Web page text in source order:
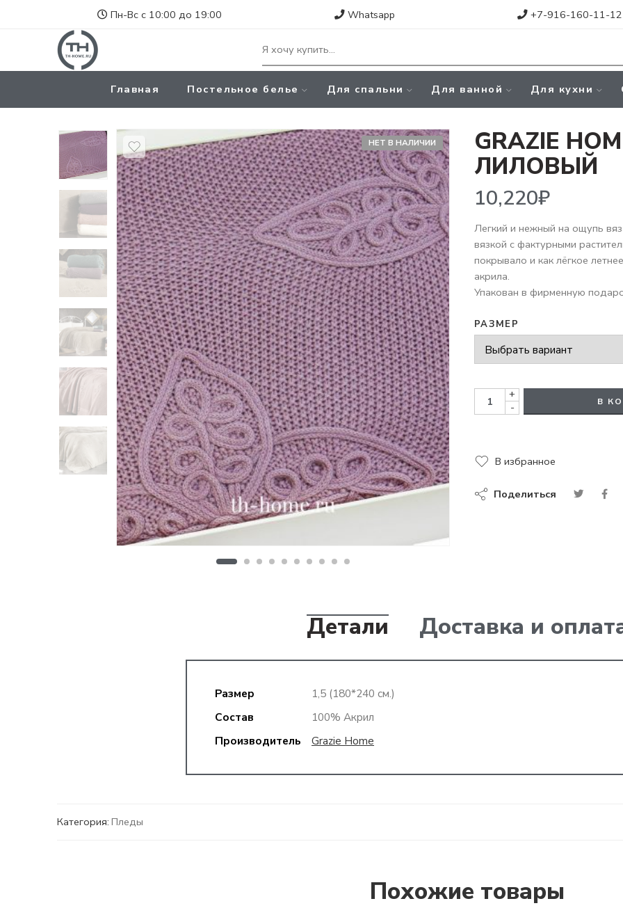
Пн-Вс с 10:00 до 19:00 Whatsapp +7-916-160-11-12
Главная Постельное белье Для спальни Для ванной Для кухни
НЕТ В НАЛИЧИИ GRAZIE
ЛИЛОВЫЙ
10,220₽
Легкий и нежный на ощупь
вязкой с фактурными
покрывало и как лёгкое
акрила.
Упакован в фирменную
РАЗМЕР
+
-
В
В избранное
Поделиться
Детали Доставка и
Размер
1,5 (180*240 см.)
Состав
100% Акрил
Производитель
Grazie Home
Категория: Пледы
Похожие товары